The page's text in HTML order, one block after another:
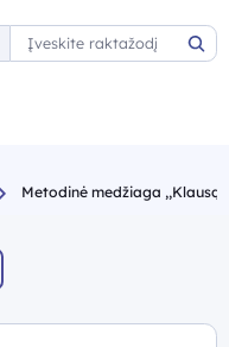
Paieška
Metodinė medžiaga ,,Klausą